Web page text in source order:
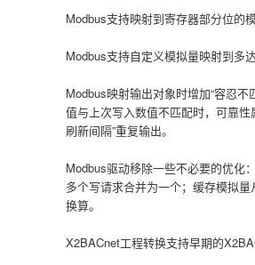
Modbus支持映射到寄存器部分位的模
Modbus支持自定义模拟量映射到多
Modbus映射输出对象时增加“容忍不
值与上次写入数值不匹配时，可靠性
刷新间隔”重复输出。
Modbus驱动移除一些不必要的优化
多个写请求合并为一个；缓存模拟
换算。
X2BACnet工程转换支持早期的